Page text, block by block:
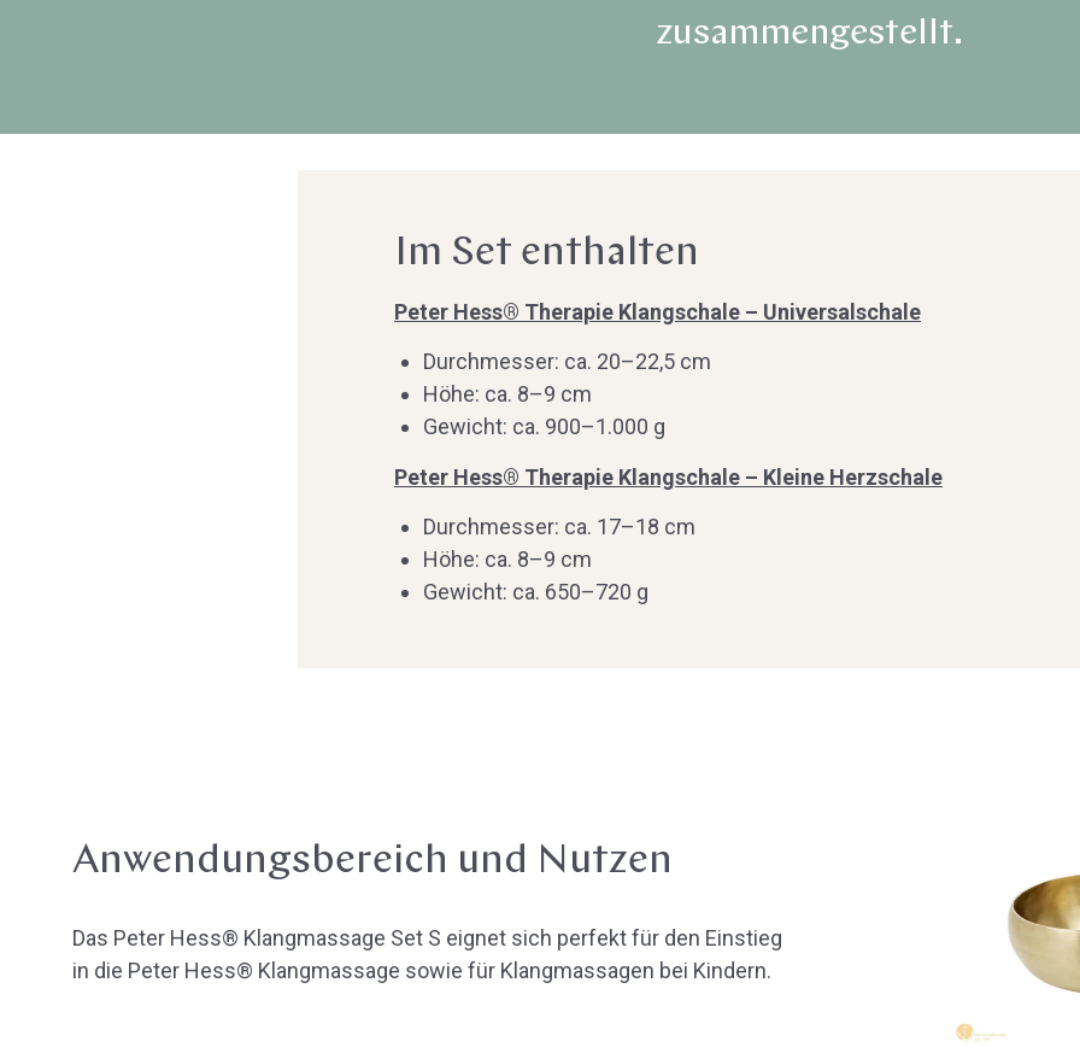
zusammengestellt.
Im Set enthalten
Peter Hess® Therapie Klangschale – Universalschale
Durchmesser: ca. 20–22,5 cm
Höhe: ca. 8–9 cm
Gewicht: ca. 900–1.000 g
Peter Hess® Therapie Klangschale – Kleine Herzschale
Durchmesser: ca. 17–18 cm
Höhe: ca. 8–9 cm
Gewicht: ca. 650–720 g
Anwendungsbereich und Nutzen
Das Peter Hess® Klangmassage Set S eignet sich perfekt für den Einstieg
in die Peter Hess® Klangmassage sowie für Klangmassagen bei Kindern.